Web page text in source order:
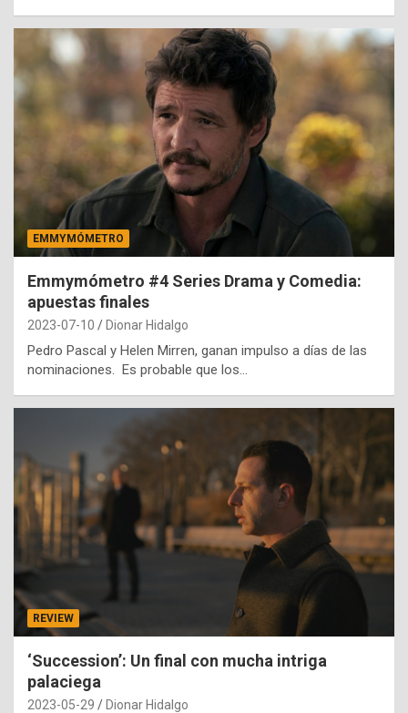
EMMYMÓMETRO
Emmymómetro #4 Series Drama y Comedia:
apuestas finales
2023-07-10 Dionar Hidalgo
Pedro Pascal y Helen Mirren, ganan impulso a días de las
nominaciones. Es probable que los…
REVIEW
‘Succession’: Un final con mucha intriga
palaciega
2023-05-29 Dionar Hidalgo